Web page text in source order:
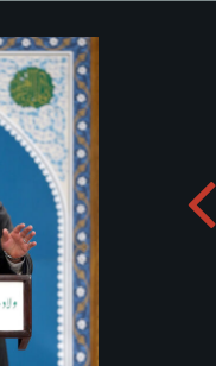
าเมเนอี
บท่านผู้นำสูงสุดการ
อัพโหลดอัลบั่ม: